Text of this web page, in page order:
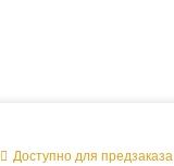
Доступно для предзаказа